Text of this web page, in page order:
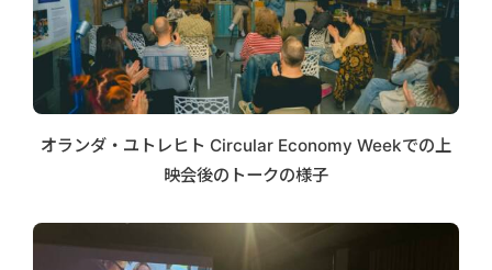
オランダ・ユトレヒト Circular Economy Weekでの上
映会後のトークの様子